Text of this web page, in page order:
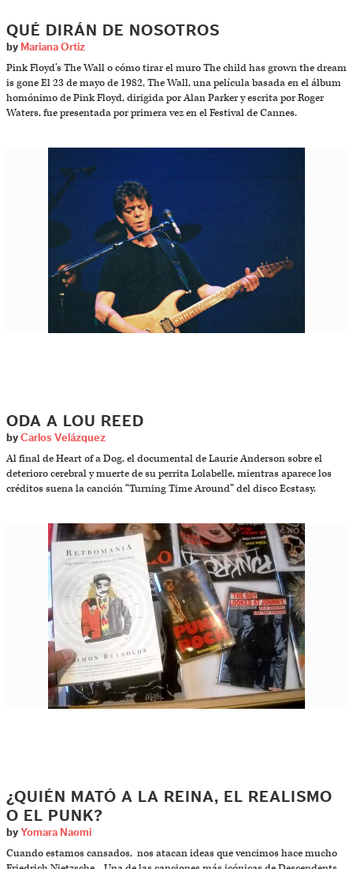
QUÉ DIRÁN DE NOSOTROS
by Mariana Ortiz
Pink Floyd’s The Wall o cómo tirar el muro The child has grown the dream
is gone El 23 de mayo de 1982, The Wall, una película basada en el álbum
homónimo de Pink Floyd, dirigida por Alan Parker y escrita por Roger
Waters, fue presentada por primera vez en el Festival de Cannes.
ODA A LOU REED
by Carlos Velázquez
Al final de Heart of a Dog, el documental de Laurie Anderson sobre el
deterioro cerebral y muerte de su perrita Lolabelle, mientras aparece los
créditos suena la canción “Turning Time Around” del disco Ecstasy.
¿QUIÉN MATÓ A LA REINA, EL REALISMO
O EL PUNK?
by Yomara Naomi
Cuando estamos cansados, nos atacan ideas que vencimos hace mucho